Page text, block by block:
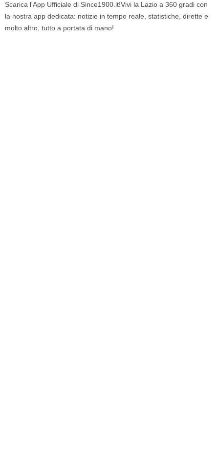
Scarica l'App Ufficiale di Since1900.it!Vivi la Lazio a 360 gradi con
la nostra app dedicata: notizie in tempo reale, statistiche, dirette e
molto altro, tutto a portata di mano!